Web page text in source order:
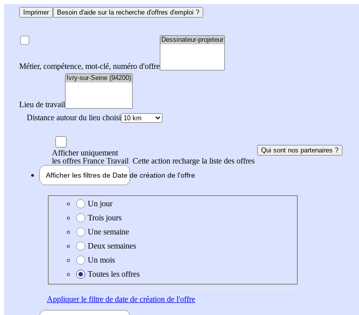
Imprimer Besoin d'aide sur la recherche d'offres d'emploi ?
Métier, compétence, mot-clé, numéro d'offre
Lieu de travail
Distance autour du lieu choisi
Afficher uniquement
les offres France Travail Cette action recharge la liste des offres
Qui sont nos partenaires ?
Afficher les filtres de Date de création de l'offre
Date de création de l'offre
Un jour
Trois jours
Une semaine
Deux semaines
Un mois
Toutes les offres
Appliquerle filtre de date de création de l'offre